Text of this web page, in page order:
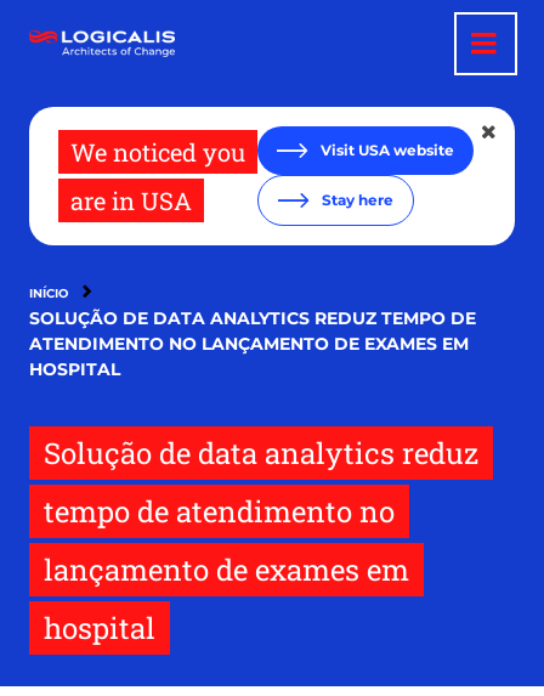
para
We noticed you
are in USA
Visit USA website
Stay here
INÍCIO
SOLUÇÃO DE DATA ANALYTICS REDUZ TEMPO DE
ATENDIMENTO NO LANÇAMENTO DE EXAMES EM
HOSPITAL
Solução de data analytics reduz
tempo de atendimento no
lançamento de exames em
hospital